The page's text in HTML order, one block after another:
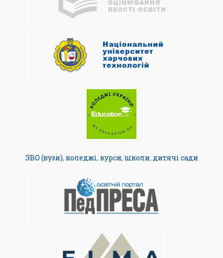
ЗВО (вузи), коледжі, курси, школи, дитячі сади